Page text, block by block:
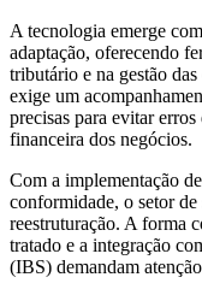
A tecnologia emerge
adaptação, oferecendo
tributário e na gestão
exige um
precisas para evitar
financeira dos negócios.
Com a implementação
conformidade, o setor
reestruturação. A forma
tratado e a integração
(IBS) demandam